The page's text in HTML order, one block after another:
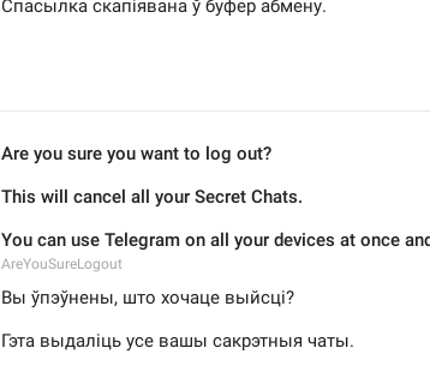
Спасылка скапіявана ў буфер абмену.
Are you sure you want to log out?
This will cancel all your Secret Chats.
You can use Telegram on all your devices at once
AreYouSureLogout
Вы ўпэўнены, што хочаце выйсці?
Гэта выдаліць усе вашы сакрэтныя чаты.